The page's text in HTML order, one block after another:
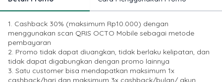
1. Cashback 30% (maksimum Rp10.000) dengan
menggunakan scan QRIS OCTO Mobile sebagai metode
pembayaran
2. Promo tidak dapat diuangkan, tidak berlaku kelipatan, dan
tidak dapat digabungkan dengan promo lainnya
3. Satu customer bisa mendapatkan maksimum 1x
cashback/hari dan maksimum 3x cashback/bulan/ akun